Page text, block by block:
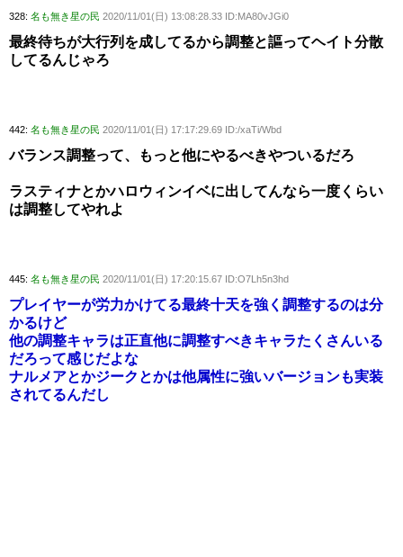
328: 名も無き星の民 2020/11/01(日) 13:08:28.33 ID:MA80vJGi0
最終待ちが大行列を成してるから調整と謳ってヘイト分散
してるんじゃろ
442: 名も無き星の民 2020/11/01(日) 17:17:29.69 ID:/xaTi/Wbd
バランス調整って、もっと他にやるべきやついるだろ
ラスティナとかハロウィンイベに出してんなら一度くらい
は調整してやれよ
445: 名も無き星の民 2020/11/01(日) 17:20:15.67 ID:O7Lh5n3hd
プレイヤーが労力かけてる最終十天を強く調整するのは分
かるけど
他の調整キャラは正直他に調整すべきキャラたくさんいる
だろって感じだよな
ナルメアとかジークとかは他属性に強いバージョンも実装
されてるんだし